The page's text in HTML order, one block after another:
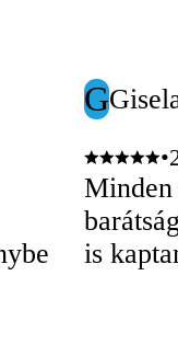
G
•
Minden
is